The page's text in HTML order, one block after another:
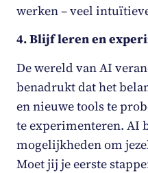
werken – veel
4.Blijf leren en
De wereld van AI
benadrukt dat het
en nieuwe tools te
te experimenteren. AI
mogelijkheden om
Moet jij je eerste